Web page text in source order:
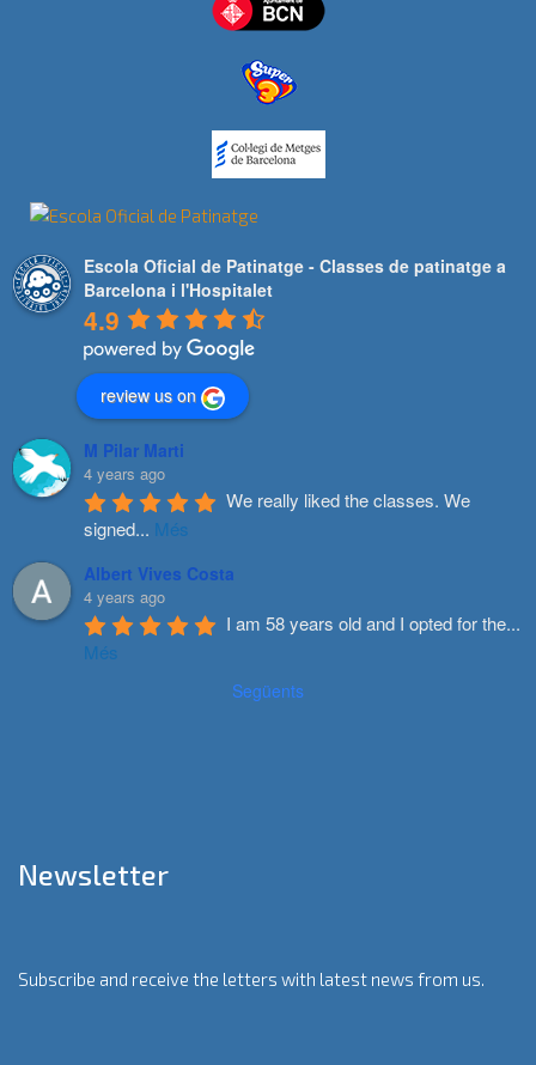
Escola Oficial de Patinatge - Classes de patinatge a
Barcelona i l'Hospitalet
4.9
review us on
M Pilar Marti
4 years ago
We really liked the classes. We
signed... Més
Albert Vives Costa
4 years ago
I am 58 years old and I opted for the...
Més
Següents
Newsletter
Subscribe and receive the letters with latest news from us.